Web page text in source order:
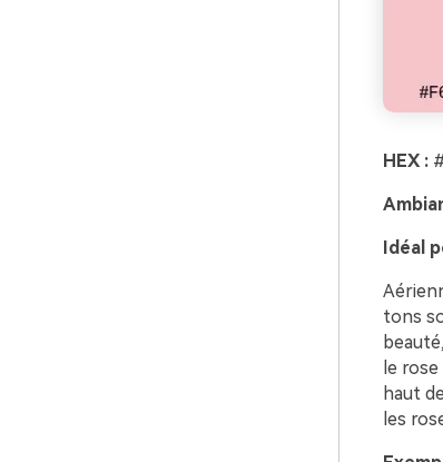
HEX :
Idéal
tons
le
haut
les